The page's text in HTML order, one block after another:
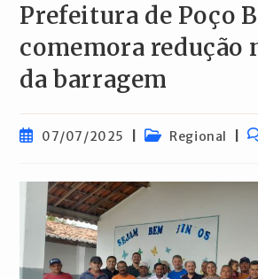
Prefeitura de Poço
comemora redução
da barragem
Post07/07/2025
Categoria
Regional